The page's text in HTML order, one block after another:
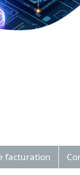
facturation